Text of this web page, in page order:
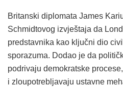
Britanski diplomata James
Schmidtovog izvještaja da
predstavnika kao ključni dio
sporazuma. Dodao je da
podrivaju demokratske
i zloupotrebljavaju ustavne